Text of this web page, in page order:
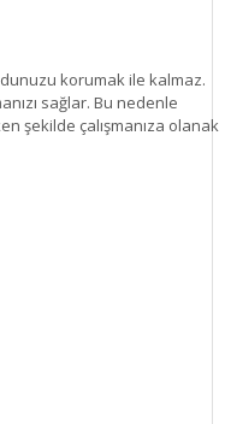
korumak ile kalmaz.
sağlar. Bu nedenle
şekilde çalışmanıza olanak